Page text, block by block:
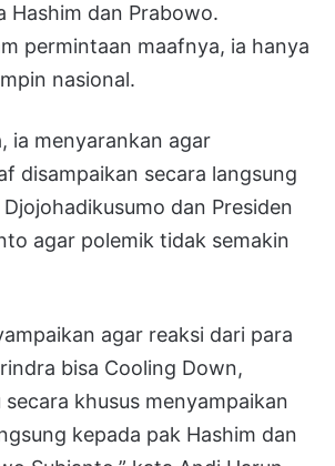
Hashim dan Prabowo.
permintaan maafnya, ia hanya
nasional.
ia menyarankan agar
disampaikan secara langsung
dan Presiden
agar polemik tidak semakin
agar reaksi dari para
bisa Cooling Down,
secara khusus menyampaikan
kepada pak Hashim dan